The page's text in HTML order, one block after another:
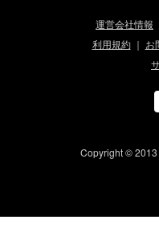
運営会社情報
利用規約
お
Copyright © 2013